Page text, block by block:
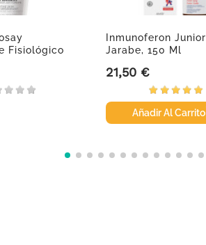
Fisiológico
Inmunoferon Junior
Jarabe, 150 Ml
Precio
21,50 €
Añadir Al Carrito